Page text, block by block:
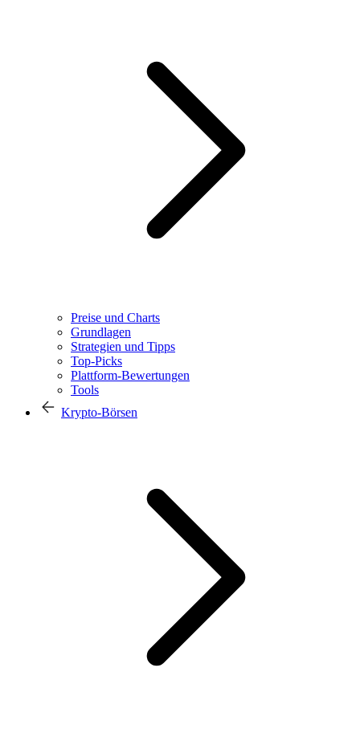
Preise und Charts
Grundlagen
Strategien und Tipps
Top-Picks
Plattform-Bewertungen
Tools
Krypto-Börsen